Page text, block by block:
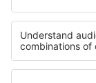
Isles of